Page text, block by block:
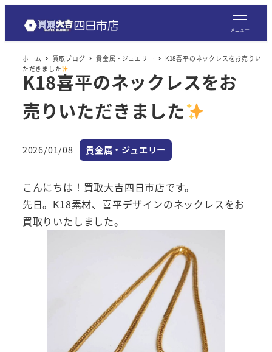
メニュー
ホーム 買取ブログ 貴金属・ジュエリー
K18喜平のネックレスをお売りい
ただきました
K18喜平のネックレスをお
売りいただきました
投稿日
2026/01/08 カテゴリー
貴金属・ジュエリー
こんにちは！買取大吉四日市店です。
先日。K18素材、喜平デザインのネックレスをお
買取りいたしました。